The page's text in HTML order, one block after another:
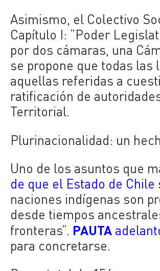
Asimismo, el Colectivo
Capítulo I: “Poder
por dos cámaras, una
se propone que todas las
aquellas referidas a
ratificación de
Territorial.
Plurinacionalidad: un
Uno de los asuntos que
de que el Estado de
naciones indígenas son
desde tiempos
fronteras”. PAUTA
para concretarse.